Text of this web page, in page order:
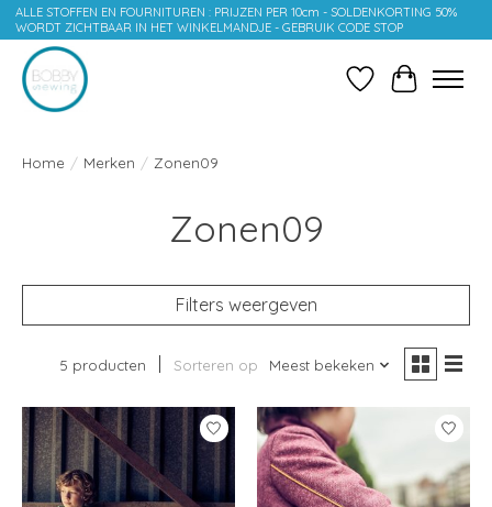
ALLE STOFFEN EN FOURNITUREN : PRIJZEN PER 10cm - SOLDENKORTING 50%
WORDT ZICHTBAAR IN HET WINKELMANDJE - GEBRUIK CODE STOP
Verlanglijst
Home / Merken / Zonen09
Zonen09
Filters weergeven
5 producten Sorteren op Meest bekeken